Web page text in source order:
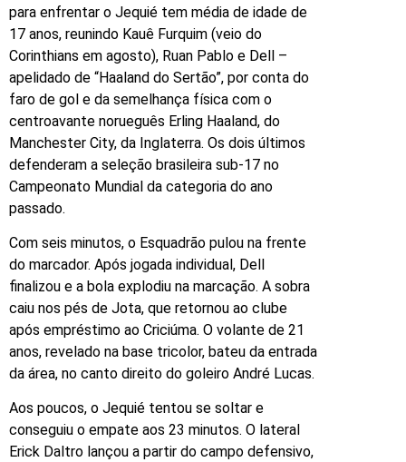
para enfrentar o Jequié tem média de idade de
17 anos, reunindo Kauê Furquim (veio do
Corinthians em agosto), Ruan Pablo e Dell –
apelidado de “Haaland do Sertão”, por conta do
faro de gol e da semelhança física com o
centroavante norueguês Erling Haaland, do
Manchester City, da Inglaterra. Os dois últimos
defenderam a seleção brasileira sub-17 no
Campeonato Mundial da categoria do ano
passado.
Com seis minutos, o Esquadrão pulou na frente
do marcador. Após jogada individual, Dell
finalizou e a bola explodiu na marcação. A sobra
caiu nos pés de Jota, que retornou ao clube
após empréstimo ao Criciúma. O volante de 21
anos, revelado na base tricolor, bateu da entrada
da área, no canto direito do goleiro André Lucas.
Aos poucos, o Jequié tentou se soltar e
conseguiu o empate aos 23 minutos. O lateral
Erick Daltro lançou a partir do campo defensivo,